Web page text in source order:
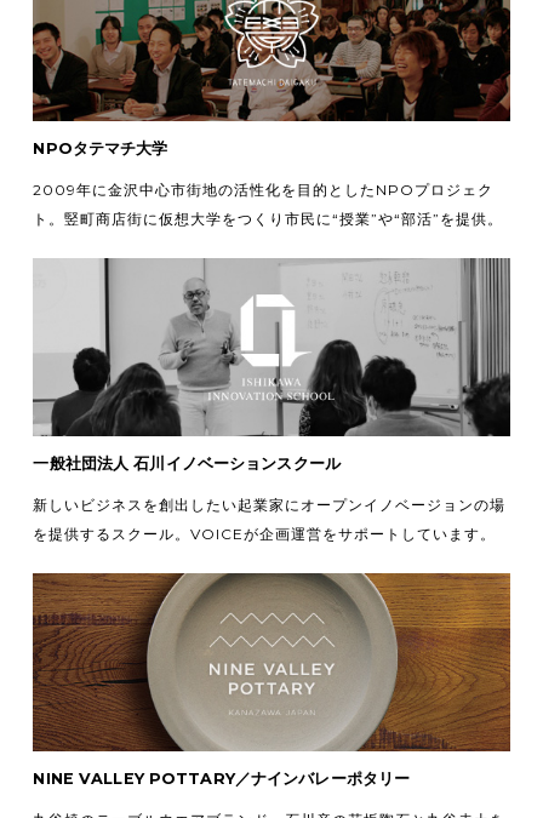
NPOタテマチ大学
2009年に金沢中心市街地の活性化を目的としたNPOプロジェク
ト。竪町商店街に仮想大学をつくり市民に“授業”や“部活”を提供。
一般社団法人 石川イノベーションスクール
新しいビジネスを創出したい起業家にオープンイノベージョンの場
を提供するスクール。VOICEが企画運営をサポートしています。
NINE VALLEY POTTARY／ナインバレーポタリー